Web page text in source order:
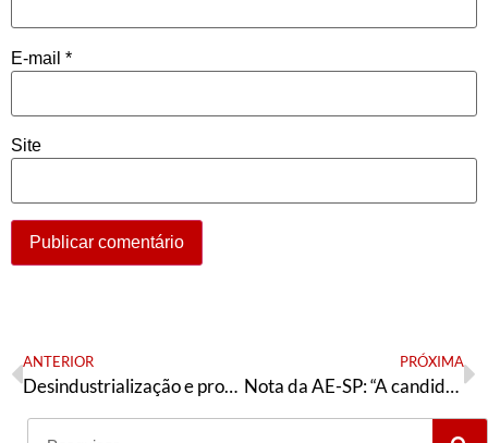
E-mail *
Site
ANTERIOR
Desindustrialização e problemas atuais
PRÓXIMA
Nota da AE-SP: “A candidatura do PT à prefeitura de São Paulo deve ser eleita em prévias virtuais”